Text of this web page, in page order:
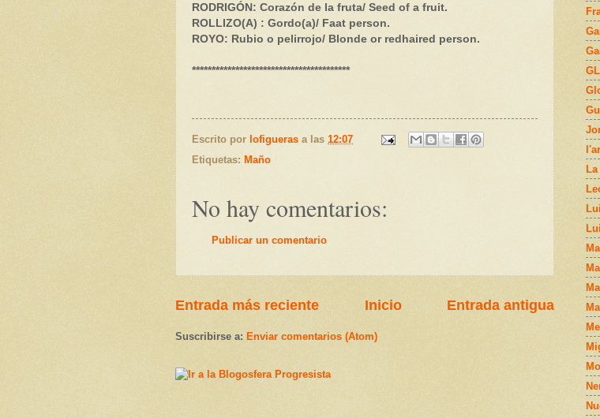
RODRIGÓN: Corazón de la fruta/ Seed of a fruit.
ROLLIZO(A) : Gordo(a)/ Faat person.
ROYO: Rubio o pelirrojo/ Blonde or redhaired person.
****************************************
Escrito por lofigueras a las 12:07
Etiquetas: Maño
No hay comentarios:
Publicar un comentario
Entrada más reciente Entrada antigua
Inicio
Suscribirse a: Enviar comentarios (Atom)
GL
La